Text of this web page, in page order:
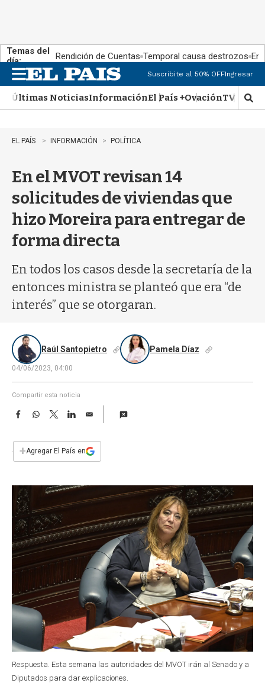
Temas del
día:
Rendición de Cuentas Temporal causa destrozos En
n
u
Suscribite al 50% OFFIngresar
Últimas NoticiasInformaciónEl País +OvaciónTV Show
M
o
a
EL PAÍS INFORMACIÓN POLÍTICA
En el MVOT revisan 14
solicitudes de viviendas que
hizo Moreira para entregar de
forma directa
En todos los casos desde la secretaría de la
entonces ministra se planteó que era “de
interés” que se otorgaran.
Raúl Santopietro Pamela Díaz
04/06/2023, 04:00
Compartir esta noticia
F
e
b
k
W
s
T
w
t
L
E
i
l
+Agregar El País en
Respuesta. Esta semana las autoridades del MVOT irán al Senado y a
Diputados para dar explicaciones.